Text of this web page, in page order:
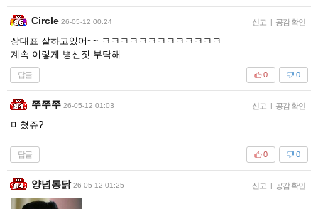
Circle 26-05-12 00:24 신고 | 공감 확인
장대표 잘하고있어~~ ㅋㅋㅋㅋㅋㅋㅋㅋㅋㅋㅋㅋㅋ
계속 이렇게 병신짓 부탁해
답글 0
0
쭈쭈쭈 26-05-12 01:03 신고 | 공감 확인
미쳤쥬?
답글 0
0
양념통닭 26-05-12 01:25 신고 | 공감 확인